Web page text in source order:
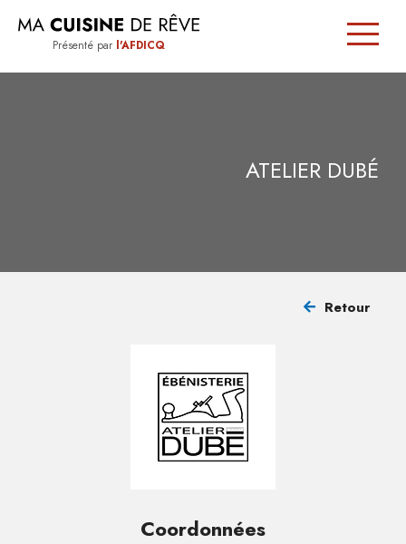
Présenté par l'AFDICQ
ATELIER DUBÉ
Retour
Coordonnées